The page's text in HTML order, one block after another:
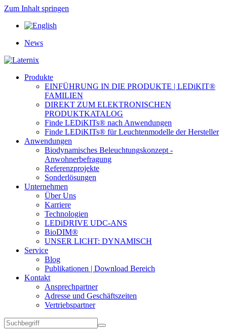
Zum Inhalt springen
News
Produkte
EINFÜHRUNG IN DIE PRODUKTE | LEDiKIT®
FAMILIEN
DIREKT ZUM ELEKTRONISCHEN
PRODUKTKATALOG
Finde LEDiKITs® nach Anwendungen
Finde LEDiKITs® für Leuchtenmodelle der Hersteller
Anwendungen
Biodynamisches Beleuchtungskonzept -
Anwohnerbefragung
Referenzprojekte
Sonderlösungen
Unternehmen
Über Uns
Karriere
Technologien
LEDiDRIVE UDC-ANS
BioDIM®
UNSER LICHT: DYNAMISCH
Service
Blog
Publikationen | Download Bereich
Kontakt
Ansprechpartner
Adresse und Geschäftszeiten
Vertriebspartner